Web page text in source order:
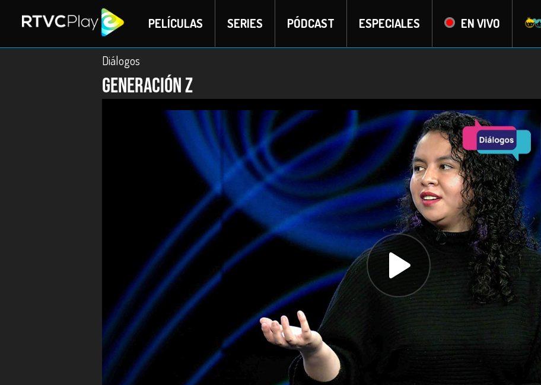
PELÍCULAS SERIES PÓDCAST ESPECIALES EN VIVO
Diálogos
Generación Z